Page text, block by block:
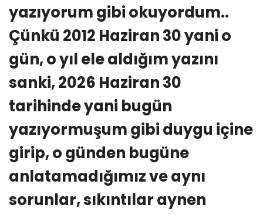
yazıyorum gibi okuyordum..
Çünkü 2012 Haziran 30 yani o
gün, o yıl ele aldığım yazını
sanki, 2026 Haziran 30
tarihinde yani bugün
yazıyormuşum gibi duygu içine
girip, o günden bugüne
anlatamadığımız ve aynı
sorunlar, sıkıntılar aynen